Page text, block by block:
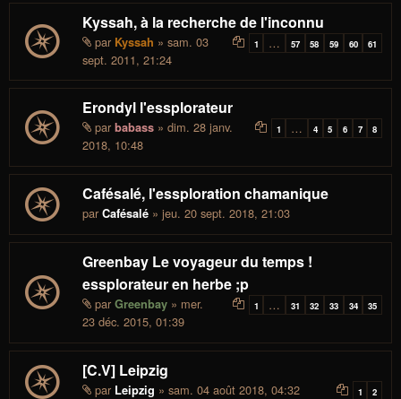
Kyssah, à la recherche de l'inconnu
1 … 57 58 59 60 61
par Kyssah » sam. 03
sept. 2011, 21:24
Erondyl l'essplorateur
1 … 4 5 6 7 8
par babass » dim. 28 janv.
2018, 10:48
Cafésalé, l'essploration chamanique
par Cafésalé » jeu. 20 sept. 2018, 21:03
Greenbay Le voyageur du temps !
essplorateur en herbe ;p
1 … 31 32 33 34 35
par Greenbay » mer.
23 déc. 2015, 01:39
[C.V] Leipzig
1 2
par Leipzig » sam. 04 août 2018, 04:32